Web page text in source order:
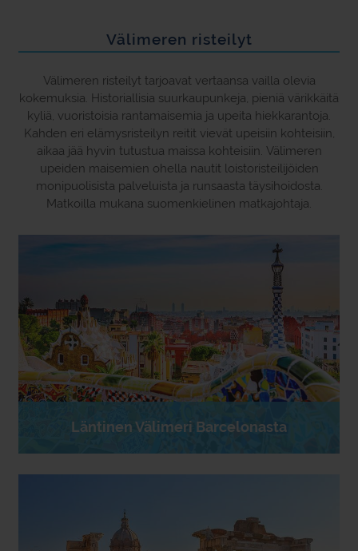
Välimeren risteilyt
Välimeren risteilyt tarjoavat vertaansa vailla olevia
kokemuksia. Historiallisia suurkaupunkeja, pieniä värikkäitä
kyliä, vuoristoisia rantamaisemia ja upeita hiekkarantoja.
Kahden eri elämysristeilyn reitit vievät upeisiin kohteisiin,
aikaa jää hyvin tutustua maissa kohteisiin. Välimeren
upeiden maisemien ohella nautit loistoristeilijöiden
monipuolisista palveluista ja runsaasta täysihoidosta.
Matkoilla mukana suomenkielinen matkajohtaja.
Läntinen Välimeri Barcelonasta